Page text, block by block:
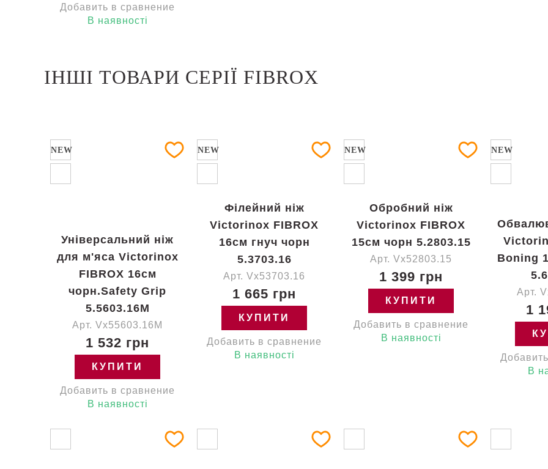
Добавить в сравнение
В наявності
ІНШІ ТОВАРИ СЕРІЇ FIBROX
NEW
Універсальний ніж
для м'яса Victorinox
FIBROX 16см
чорн.Safety Grip
5.5603.16M
Арт. Vx55603.16M
1 532 грн
КУПИТИ
Добавить в сравнение
В наявності
NEW
Філейний ніж
Victorinox FIBROX
16см гнуч чорн
5.3703.16
Арт. Vx53703.16
1 665 грн
КУПИТИ
Добавить в сравнение
В наявності
NEW
Обробний ніж
Victorinox FIBROX
15см чорн 5.2803.15
Арт. Vx52803.15
1 399 грн
КУПИТИ
Добавить в сравнение
В наявності
NEW
Boning
Арт.
1
В